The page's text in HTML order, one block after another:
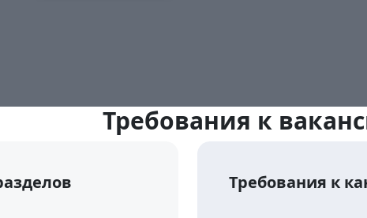
Требования к
Требования к